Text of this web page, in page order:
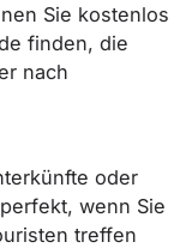
Sie kostenlos
finden, die
nach
oder
wenn Sie
treffen